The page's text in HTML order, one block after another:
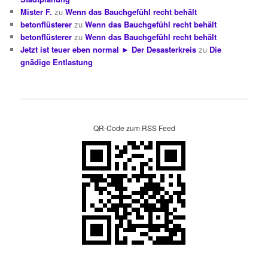
Mister F. zuWenn das Bauchgefühl recht behält
betonflüsterer zuWenn das Bauchgefühl recht behält
betonflüsterer zuWenn das Bauchgefühl recht behält
Jetzt ist teuer eben normal ► Der Desasterkreis zu Die
gnädige Entlastung
QR-Code zum RSS Feed